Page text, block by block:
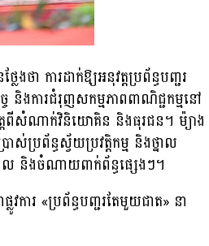
ថា ការដាក់ឱ្យអនុវត្តប្រព័ន្ធបញ្ជរ
និងការជំរុញសកម្មភាពពាណិជ្ជកម្មនៅ
តពីសំណាក់វិនិយោគិន និងធុរជន។ ម៉្យាង
ស់ប្រព័ន្ធស្វ័យប្រវត្តិកម្ម និងថ្នាល
េល និងចំណាយពាក់ព័ន្ធផ្សេងៗ។
ការ «ប្រព័ន្ធបញ្ជរតែមួយជាត» នា